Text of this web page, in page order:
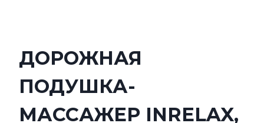
ДОРОЖНАЯ
ПОДУШКА-
МАССАЖЕР INRELAX,